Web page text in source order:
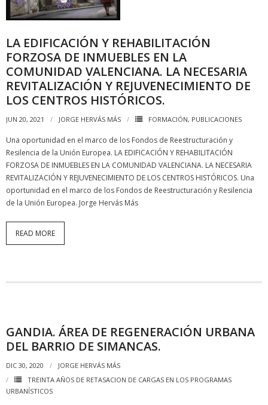
LA EDIFICACIÓN Y REHABILITACIÓN
FORZOSA DE INMUEBLES EN LA
COMUNIDAD VALENCIANA. LA NECESARIA
REVITALIZACIÓN Y REJUVENECIMIENTO DE
LOS CENTROS HISTÓRICOS.
JUN 20, 2021 JORGE HERVÁS MÁS FORMACIÓN, PUBLICACIONES
Una oportunidad en el marco de los Fondos de Reestructuración y
Resilencia de la Unión Europea. LA EDIFICACIÓN Y REHABILITACIÓN
FORZOSA DE INMUEBLES EN LA COMUNIDAD VALENCIANA. LA NECESARIA
REVITALIZACIÓN Y REJUVENECIMIENTO DE LOS CENTROS HISTÓRICOS. Una
oportunidad en el marco de los Fondos de Reestructuración y Resilencia
de la Unión Europea. Jorge Hervás Más
READ MORE
GANDIA. ÁREA DE REGENERACIÓN URBANA
DEL BARRIO DE SIMANCAS.
DIC 30, 2020
JORGE HERVÁS MÁS
TREINTA AÑOS DE RETASACION DE CARGAS EN LOS PROGRAMAS
URBANÍSTICOS